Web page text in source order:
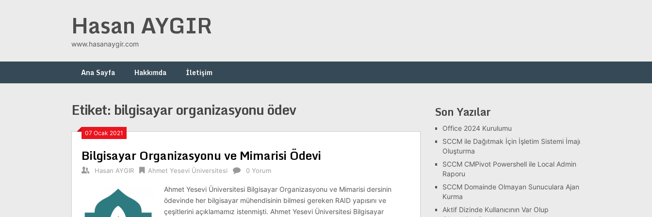
Hasan AYGIR
www.hasanaygir.com
Ana Sayfa Hakkımda İletişim
Etiket: bilgisayar organizasyonu ödev
07 Ocak 2021
Bilgisayar Organizasyonu ve Mimarisi Ödevi
Hasan AYGIR Ahmet Yesevi Üniversitesi 0 Yorum
Ahmet Yesevi Üniversitesi Bilgisayar Organizasyonu ve Mimarisi dersinin
ödevinde her bilgisayar mühendisinin bilmesi gereken RAID yapısını ve
çeşitlerini açıklamamız istenmişti. Ahmet Yesevi Üniversitesi Bilgisayar
Son Yazılar
Office 2024 Kurulumu
SCCM ile Dağıtmak İçin İşletim Sistemi İmajı
Oluşturma
SCCM CMPivot Powershell ile Local Admin
Raporu
SCCM Domainde Olmayan Sunuculara Ajan
Kurma
Aktif Dizinde Kullanıcının Var Olup